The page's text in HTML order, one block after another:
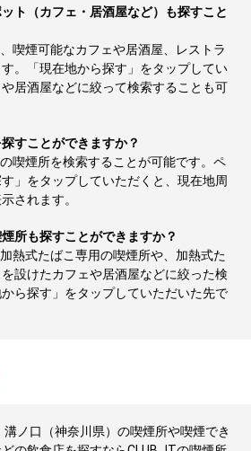
ト（カフェ・居酒屋など）も探すこと
喫煙可能なカフェや居酒屋、レストラ
。「現在地から探す」をタップしてい
居酒屋などに絞って検索することも可
すことができますか？
喫煙所を検索することが可能です。ペ
」をタップしていただくと、現在地周
されます。
所も探すことができますか？
熱式たばこ専用の喫煙所や、加熱式た
設けたカフェや居酒屋などに絞った検
ら探す」をタップしていただいた先で
ノ口（神奈川県）の喫煙所や喫煙でき